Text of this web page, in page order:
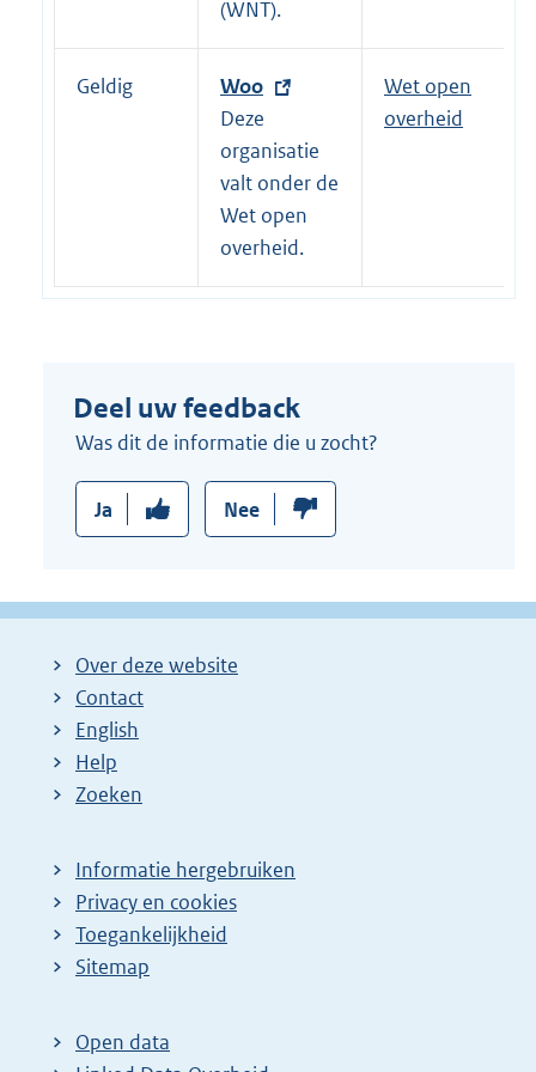
i
n
k
:
(WNT).
Geldig
E
x
t
e
r
n
e
k
:
Woo
Deze
organisatie
valt onder de
Wet open
overheid.
Wet open
overheid
Deel uw feedback
Was dit de informatie die u zocht?
Ja Nee
Over deze website
Contact
English
Help
Zoeken
Informatie hergebruiken
Privacy en cookies
Toegankelijkheid
Sitemap
Open data